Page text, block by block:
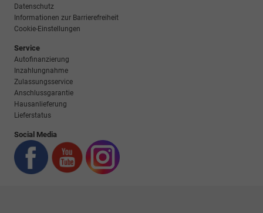
Datenschutz
Informationen zur Barrierefreiheit
Cookie-Einstellungen
Service
Autofinanzierung
Inzahlungnahme
Zulassungsservice
Anschlussgarantie
Hausanlieferung
Lieferstatus
Social Media